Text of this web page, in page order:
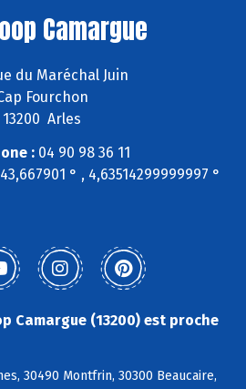
Camargue
du Maréchal Juin
Fourchon
13200 Arles
: 04 90 98 36 11
43,667901 ° , 4,63514299999997 °
Camargue (13200) est proche
30490 Montfrin, 30300 Beaucaire,